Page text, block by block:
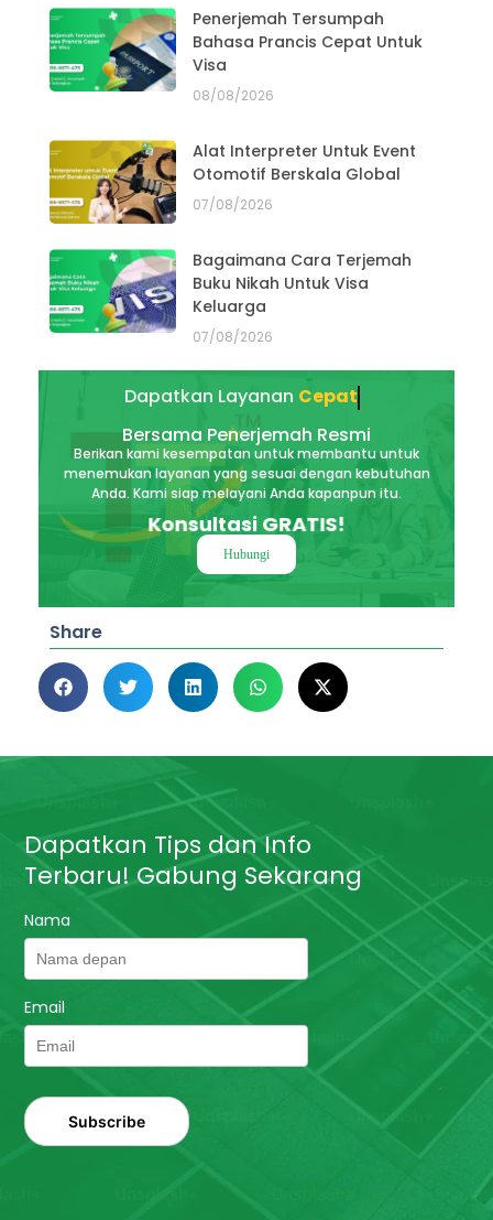
Penerjemah Tersumpah
Bahasa Prancis Cepat Untuk
Visa
08/08/2026
Alat Interpreter Untuk Event
Otomotif Berskala Global
07/08/2026
Bagaimana Cara Terjemah
Buku Nikah Untuk Visa
Keluarga
07/08/2026
Dapatkan LayananAkurat
Bersama Penerjemah Resmi
Berikan kami kesempatan untuk membantu untuk
menemukan layanan yang sesuai dengan kebutuhan
Anda. Kami siap melayani Anda kapanpun itu.
Konsultasi GRATIS!
Hubungi
Share
Dapatkan Tips dan Info
Terbaru! Gabung Sekarang
Nama
Email
Subscribe